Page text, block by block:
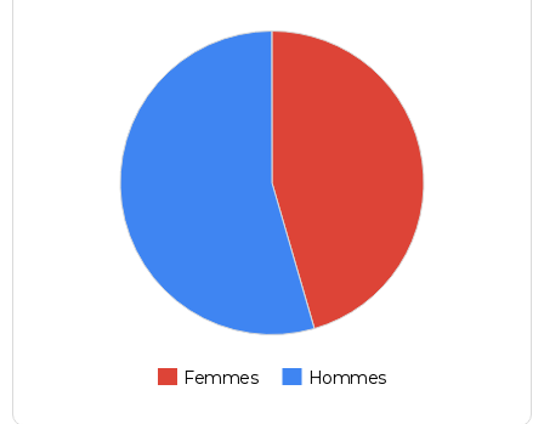
Femmes Hommes